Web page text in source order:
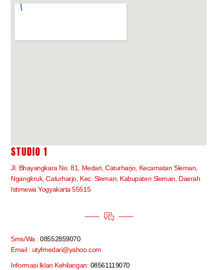
STUDIO 1
Jl. Bhayangkara No. 81, Medari, Caturharjo, Kecamatan Sleman,
Ngangkruk, Caturharjo, Kec. Sleman, Kabupaten Sleman, Daerah
Istimewa Yogyakarta 55515
Sms/Wa :08552859070
Email : utyfmedari@yahoo.com
Informasi Iklan Kehilangan: 08561119070